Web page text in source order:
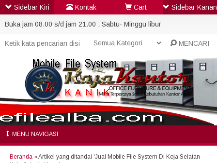
Buka jam 08.00 s/d jam 21.00 , Sabtu- Minggu libur
MENCARI
MENU NAVIGASI
Beranda »Artikel yang ditandai 'Jual Mobile File System Di Koja Selatan
Sidebar Kiri Kontak Cart Sidebar Kanan